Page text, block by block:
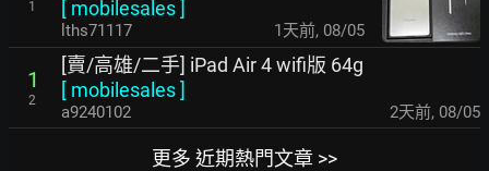
1
[ mobilesales]
lths71117 1天前, 08/05
1
2
[賣/高雄/二手] iPad Air 4 wifi版 64g
[ mobilesales]
a9240102 2天前, 08/05
更多 近期熱門文章 >>